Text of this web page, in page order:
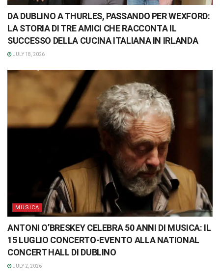
DA DUBLINO A THURLES, PASSANDO PER WEXFORD:
LA STORIA DI TRE AMICI CHE RACCONTA IL
SUCCESSO DELLA CUCINA ITALIANA IN IRLANDA
JULY 18, 2026
MUSICA
ANTONI O’BRESKEY CELEBRA 50 ANNI DI MUSICA: IL
15 LUGLIO CONCERTO-EVENTO ALLA NATIONAL
CONCERT HALL DI DUBLINO
JULY 2, 2026